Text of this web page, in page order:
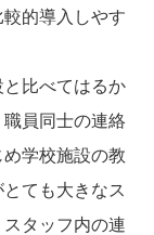
的導入しやす
比べてはるか
員同士の連絡
学校施設の教
ても大きなス
タッフ内の連